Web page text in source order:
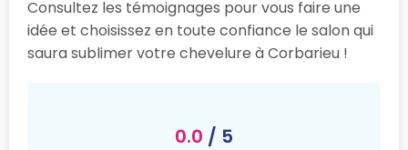
Consultez les témoignages pour vous faire une
idée et choisissez en toute confiance le salon qui
saura sublimer votre chevelure à Corbarieu !
0.0 / 5